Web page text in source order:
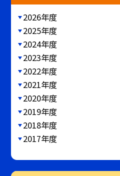
2026年度
2025年度
2024年度
2023年度
2022年度
2021年度
2020年度
2019年度
2018年度
2017年度